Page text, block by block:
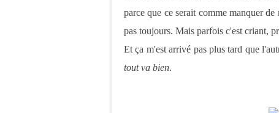
parce que ce serait comme manquer
pas toujours. Mais parfois c'est criant,
Et ça m'est arrivé pas plus tard que
tout va bien.